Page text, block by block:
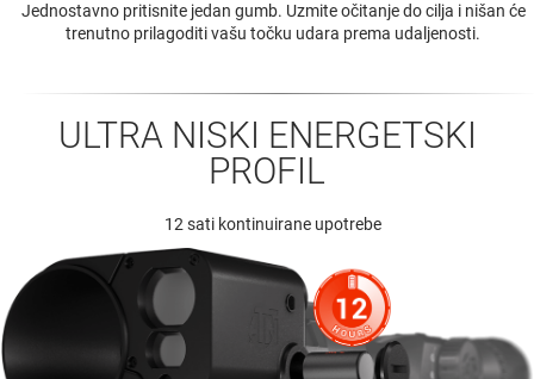
Jednostavno pritisnite jedan gumb. Uzmite očitanje do cilja i nišan će
trenutno prilagoditi vašu točku udara prema udaljenosti.
ULTRA NISKI ENERGETSKI
PROFIL
12 sati kontinuirane upotrebe